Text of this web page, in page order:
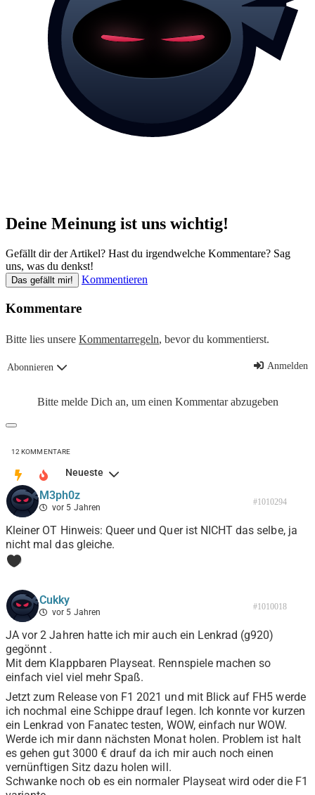
Deine Meinung ist uns wichtig!
Gefällt dir der Artikel? Hast du irgendwelche Kommentare? Sag
uns, was du denkst!
Das gefällt mir! Kommentieren
Kommentare
Bitte lies unsere Kommentarregeln, bevor du kommentierst.
Abonnieren Anmelden
Bitte melde Dich an, um einen Kommentar abzugeben
12 KOMMENTARE
Neueste
M3ph0z
vor 5 Jahren
#1010294
Kleiner OT Hinweis: Queer und Quer ist NICHT das selbe, ja
nicht mal das gleiche.
0
Cukky
vor 5 Jahren
#1010018
JA vor 2 Jahren hatte ich mir auch ein Lenkrad (g920)
gegönnt .
Mit dem Klappbaren Playseat. Rennspiele machen so
einfach viel viel mehr Spaß.
Jetzt zum Release von F1 2021 und mit Blick auf FH5 werde
ich nochmal eine Schippe drauf legen. Ich konnte vor kurzen
ein Lenkrad von Fanatec testen, WOW, einfach nur WOW.
Werde ich mir dann nächsten Monat holen. Problem ist halt
es gehen gut 3000 € drauf da ich mir auch noch einen
vernünftigen Sitz dazu holen will.
Schwanke noch ob es ein normaler Playseat wird oder die F1